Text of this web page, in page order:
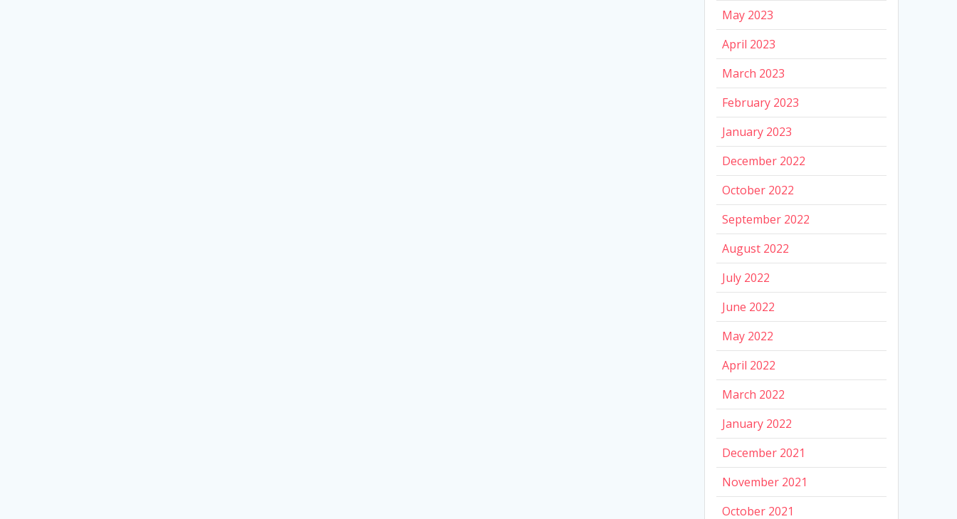
May 2023
April 2023
March 2023
February 2023
January 2023
December 2022
October 2022
September 2022
August 2022
July 2022
June 2022
May 2022
April 2022
March 2022
January 2022
December 2021
November 2021
October 2021